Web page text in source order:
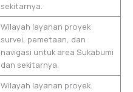
sekitarnya.
Wilayah layanan proyek
survei, pemetaan, dan
navigasi untuk area Sukabumi
dan sekitarnya.
Wilayah layanan proyek